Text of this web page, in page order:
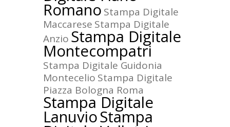
Romano Stampa Digitale
Maccarese Stampa Digitale
Anzio Stampa Digitale
Montecompatri
Stampa Digitale Guidonia
Montecelio Stampa Digitale
Piazza Bologna Roma
Stampa Digitale
LanuvioStampa